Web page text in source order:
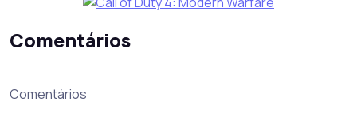
Comentários
Comentários